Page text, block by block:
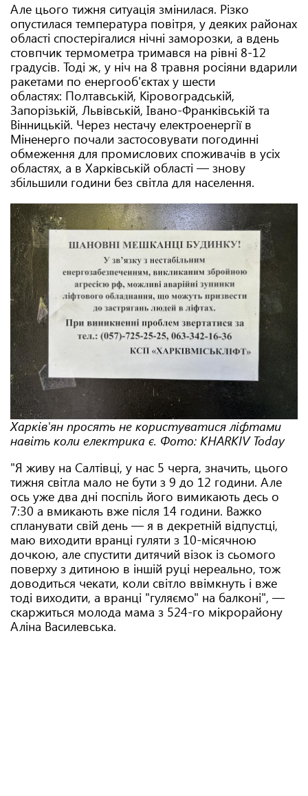
Але цього тижня ситуація змінилася. Різко
опустилася температура повітря, у деяких районах
області спостерігалися нічні заморозки, а вдень
стовпчик термометра тримався на рівні 8-12
градусів. Тоді ж, у ніч на 8 травня росіяни вдарили
ракетами по енергооб'єктах у шести
областях: Полтавській, Кіровоградській,
Запорізькій, Львівській, Івано-Франківській та
Вінницькій. Через нестачу електроенергії в
Міненерго почали застосовувати погодинні
обмеження для промислових споживачів в усіх
областях, а в Харківській області — знову
збільшили години без світла для населення.
Харків'ян просять не користуватися ліфтами
навіть коли електрика є. Фото: KHARKIV Today
"Я живу на Салтівці, у нас 5 черга, значить, цього
тижня світла мало не бути з 9 до 12 години. Але
ось уже два дні поспіль його вимикають десь о
7:30 а вмикають вже після 14 години. Важко
спланувати свій день — я в декретній відпустці,
маю виходити вранці гуляти з 10-місячною
дочкою, але спустити дитячий візок із сьомого
поверху з дитиною в іншій руці нереально, тож
доводиться чекати, коли світло ввімкнуть і вже
тоді виходити, а вранці "гуляємо" на балконі", —
скаржиться молода мама з 524-го мікрорайону
Аліна Василевська.